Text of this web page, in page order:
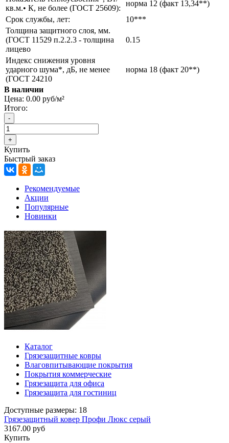
кв.м.• К, не более (ГОСТ 25609):
норма 12 (факт 13,34**)
Срок службы, лет:
10***
Толщина защитного слоя, мм.
(ГОСТ 11529 п.2.2.3 - толщина
лицево
0.15
Индекс снижения уровня
ударного шума*, дБ, не менее
(ГОСТ 24210
норма 18 (факт 20**)
В наличии
Цена: 0.00 руб/м²
Итого:
Купить
Быстрый заказ
Рекомендуемые
Акции
Популярные
Новинки
Каталог
Грязезащитные ковры
Влаговпитывающие покрытия
Покрытия коммерческие
Грязезащита для офиса
Грязезащита для гостиниц
Доступные размеры: 18
Грязезащитный ковер Профи Люкс серый
3167.00 руб
Купить